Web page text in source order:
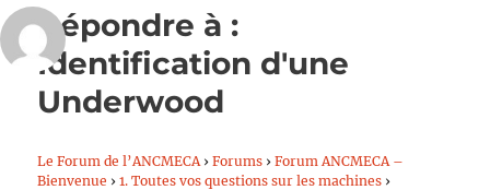
Répondre à :
Identification d'une
Underwood
Le Forum de l’ANCMECA › Forums › Forum ANCMECA –
Bienvenue › 1. Toutes vos questions sur les machines ›